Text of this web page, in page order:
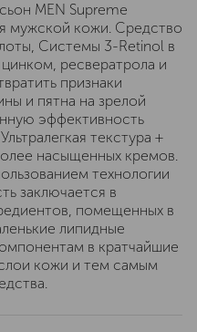
MEN Supreme
мужской кожи. Средство
Системы 3-Retinol в
ресвератрола и
признаки
и пятна на зрелой
эффективность
текстура +
насыщенных кремов.
технологии
заключается в
помещенных в
липидные
в кратчайшие
кожи и тем самым